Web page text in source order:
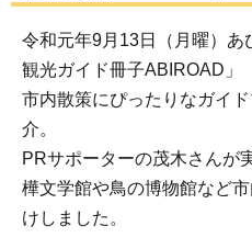
令和元年9月13日（月曜）あ
観光ガイド冊子ABIROAD」
市内散策にぴったりなガイ
介。
PRサポーターの茂木さんが
樺文学館や鳥の博物館など
けしました。